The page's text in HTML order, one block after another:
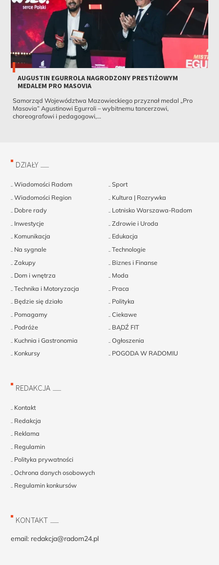
AUGUSTIN EGURROLA NAGRODZONY PRESTIŻOWYM
MEDALEM PRO MASOVIA
Samorząd Województwa Mazowieckiego przyznał medal „Pro
Masovia” Agustinowi Egurroli – wybitnemu tancerzowi,
choreografowi i pedagogowi,...
DZIAŁY
Wiadomości Radom
Sport
Wiadomości Region
Kultura | Rozrywka
Dobre rady
Lotnisko Warszawa-Radom
Inwestycje
Zdrowie i Uroda
Komunikacja
Edukacja
Na sygnale
Technologie
Zakupy
Biznes i Finanse
Dom i wnętrza
Moda
Technika i Motoryzacja
Praca
Będzie się działo
Polityka
Pomagamy
Ciekawe
Podróże
BĄDŹ FIT
Kuchnia i Gastronomia
Ogłoszenia
Konkursy
POGODA W RADOMIU
REDAKCJA
Kontakt
Redakcja
Reklama
Regulamin
Polityka prywatności
Ochrona danych osobowych
Regulamin konkursów
KONTAKT
email: redakcja@radom24.pl